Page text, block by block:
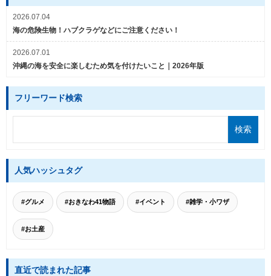
2026.07.04
海の危険生物！ハブクラゲなどにご注意ください！
2026.07.01
沖縄の海を安全に楽しむため気を付けたいこと｜2026年版
フリーワード検索
人気ハッシュタグ
#グルメ #おきなわ41物語 #イベント #雑学・小ワザ
#お土産
直近で読まれた記事